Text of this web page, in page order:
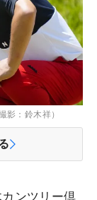
影：鈴木祥）
ンツリー倶